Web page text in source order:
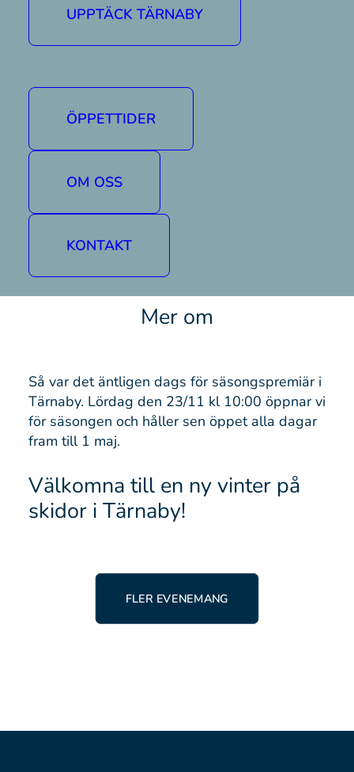
UPPTÄCK TÄRNABY
ÖPPETTIDER
OM OSS
KONTAKT
Mer om
Så var det äntligen dags för säsongspremiär i
Tärnaby. Lördag den 23/11 kl 10:00 öppnar vi
för säsongen och håller sen öppet alla dagar
fram till 1 maj.
Välkomna till en ny vinter på
skidor i Tärnaby!
FLER EVENEMANG